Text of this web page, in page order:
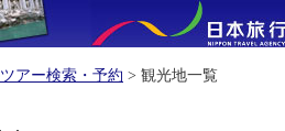
アー検索・予約 > 観光地一覧